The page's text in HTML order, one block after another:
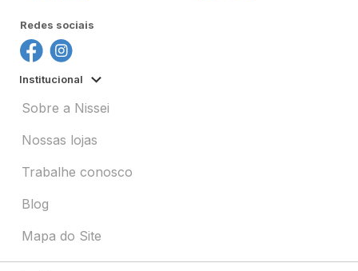
Redes sociais
Institucional
Sobre a Nissei
Nossas lojas
Trabalhe conosco
Blog
Mapa do Site